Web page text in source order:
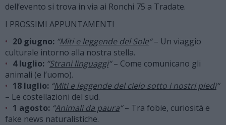
dell’evento si trova in via ai Ronchi 75 a Tradate.
I PROSSIMI APPUNTAMENTI
20 giugno: “Miti e leggende del Sole“– Un viaggio
culturale intorno alla nostra stella.
4 luglio: “Strani linguaggi“– Come comunicano gli
animali (e l’uomo).
18 luglio: “Miti e leggende del cielo sotto i nostri piedi“
– Le costellazioni del sud.
1 agosto: “Animali da paura“– Tra fobie, curiosità e
fake news naturalistiche.